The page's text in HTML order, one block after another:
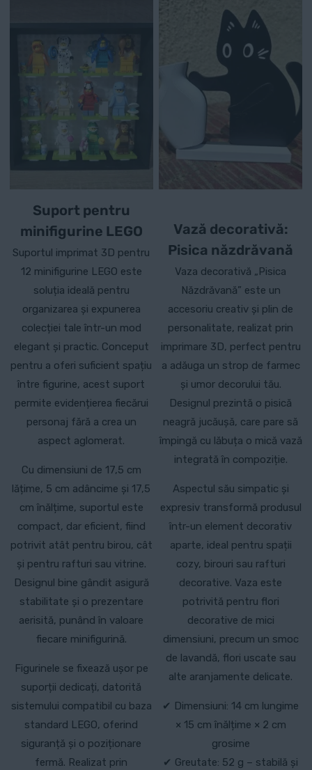
Opțiunile
Suport pentru
minifigurine LEGO
Suportul imprimat 3D pentru
12 minifigurine LEGO este
soluția ideală pentru
organizarea și expunerea
colecției tale într-un mod
elegant și practic. Conceput
pentru a oferi suficient spațiu
între figurine, acest suport
permite evidențierea fiecărui
personaj fără a crea un
aspect aglomerat.
Cu dimensiuni de 17,5 cm
lățime, 5 cm adâncime și 17,5
cm înălțime, suportul este
compact, dar eficient, fiind
potrivit atât pentru birou, cât
și pentru rafturi sau vitrine.
Designul bine gândit asigură
stabilitate și o prezentare
aerisită, punând în valoare
fiecare minifigurină.
Figurinele se fixează ușor pe
suporții dedicați, datorită
sistemului compatibil cu baza
standard LEGO, oferind
siguranță și o poziționare
fermă. Realizat prin
Vază decorativă:
Pisica năzdrăvană
Vaza decorativă „Pisica
Năzdrăvană” este un
accesoriu creativ și plin de
personalitate, realizat prin
imprimare 3D, perfect pentru
a adăuga un strop de farmec
și umor decorului tău.
Designul prezintă o pisică
neagră jucăușă, care pare să
împingă cu lăbuța o mică vază
integrată în compoziție.
Aspectul său simpatic și
expresiv transformă produsul
într-un element decorativ
aparte, ideal pentru spații
cozy, birouri sau rafturi
decorative. Vaza este
potrivită pentru flori
decorative de mici
dimensiuni, precum un smoc
de lavandă, flori uscate sau
alte aranjamente delicate.
✔ Dimensiuni: 14 cm lungime
× 15 cm înălțime × 2 cm
grosime
✔ Greutate: 52 g – stabilă și